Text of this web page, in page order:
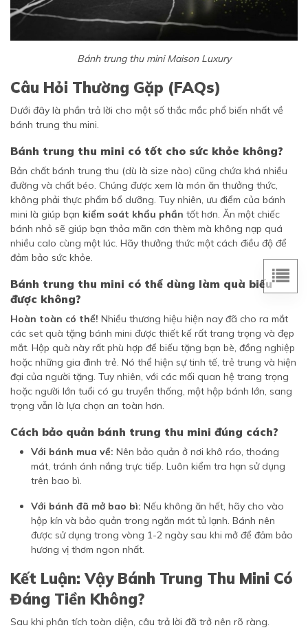
Bánh trung thu mini Maison Luxury
Câu Hỏi Thường Gặp (FAQs)
Dưới đây là phần trả lời cho một số thắc mắc phổ biến nhất về
bánh trung thu mini.
Bánh trung thu mini có tốt cho sức khỏe không?
Bản chất bánh trung thu (dù là size nào) cũng chứa khá nhiều
đường và chất béo. Chúng được xem là món ăn thưởng thức,
không phải thực phẩm bổ dưỡng. Tuy nhiên, ưu điểm của bánh
mini là giúp bạn kiểm soát khẩu phần tốt hơn. Ăn một chiếc
bánh nhỏ sẽ giúp bạn thỏa mãn cơn thèm mà không nạp quá
nhiều calo cùng một lúc. Hãy thưởng thức một cách điều độ để
đảm bảo sức khỏe.
Bánh trung thu mini có thể dùng làm quà biếu
được không?
Hoàn toàn có thể! Nhiều thương hiệu hiện nay đã cho ra mắt
các set quà tặng bánh mini được thiết kế rất trang trọng và đẹp
mắt. Hộp quà này rất phù hợp để biếu tặng bạn bè, đồng nghiệp
hoặc những gia đình trẻ. Nó thể hiện sự tinh tế, trẻ trung và hiện
đại của người tặng. Tuy nhiên, với các mối quan hệ trang trọng
hoặc người lớn tuổi có gu truyền thống, một hộp bánh lớn, sang
trọng vẫn là lựa chọn an toàn hơn.
Cách bảo quản bánh trung thu mini đúng cách?
Với bánh mua về: Nên bảo quản ở nơi khô ráo, thoáng
mát, tránh ánh nắng trực tiếp. Luôn kiểm tra hạn sử dụng
trên bao bì.
Với bánh đã mở bao bì: Nếu không ăn hết, hãy cho vào
hộp kín và bảo quản trong ngăn mát tủ lạnh. Bánh nên
được sử dụng trong vòng 1-2 ngày sau khi mở để đảm bảo
hương vị thơm ngon nhất.
Kết Luận: Vậy Bánh Trung Thu Mini Có
Đáng Tiền Không?
Sau khi phân tích toàn diện, câu trả lời đã trở nên rõ ràng.